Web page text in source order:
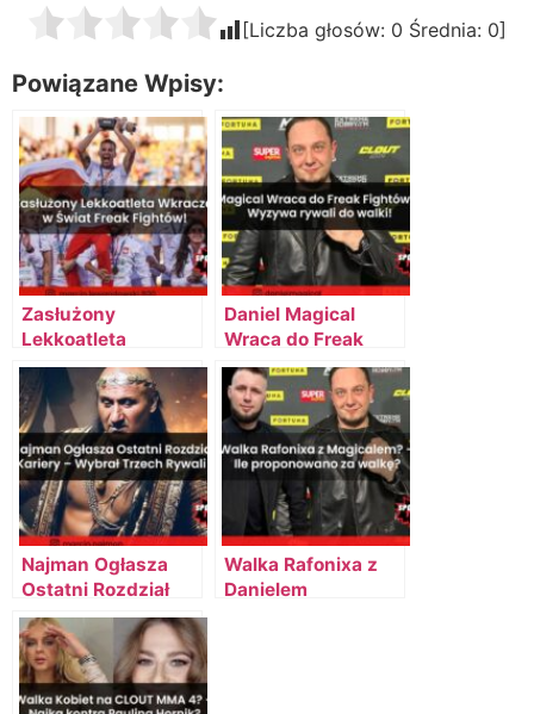
[Liczba głosów: 0 Średnia: 0]
Powiązane Wpisy:
Zasłużony
Lekkoatleta
Wkracza w Świat
Freak Fightów!
Daniel Magical
Wraca do Freak
Fightów! – Wyzywa
rywali do walki!
Najman Ogłasza
Ostatni Rozdział
Kariery – Wybrał
Trzech Rywali na
2024 rok!
Walka Rafonixa z
Danielem